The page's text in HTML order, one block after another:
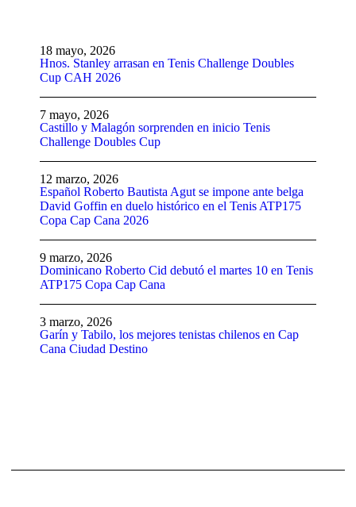
Hnos. Stanley arrasan en Tenis Challenge Doubles
Cup CAH 2026
18 mayo, 2026
Castillo y Malagón sorprenden en inicio Tenis
Challenge Doubles Cup
7 mayo, 2026
Español Roberto Bautista Agut se impone ante belga
David Goffin en duelo histórico en el Tenis ATP175
Copa Cap Cana 2026
12 marzo, 2026
Dominicano Roberto Cid debutó el martes 10 en Tenis
ATP175 Copa Cap Cana
9 marzo, 2026
Garín y Tabilo, los mejores tenistas chilenos en Cap
Cana Ciudad Destino
3 marzo, 2026